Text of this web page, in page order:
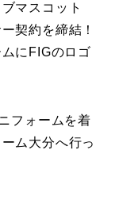
マスコット
契約を締結！
にFIGのロゴ
フォームを着
ム大分へ行っ